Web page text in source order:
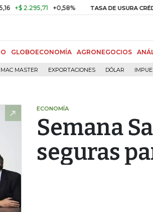
+0,58% TASA DE USURA CRÉDITO
GLOBOECONOMÍA AGRONEGOCIOS
MASTER EXPORTACIONES DÓLAR
ECONOMÍA
Semana
seguras